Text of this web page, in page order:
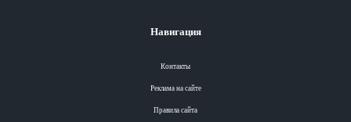
Навигация
Контакты
Реклама на сайте
Правила сайта